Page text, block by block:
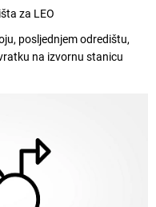
za LEO
posljednjem odredištu,
na izvornu stanicu